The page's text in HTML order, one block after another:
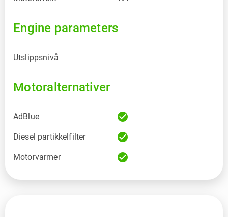
Engine parameters
Utslippsnivå
Motoralternativer
AdBlue check_circle
Diesel partikkelfilter check_circle
Motorvarmer check_circle